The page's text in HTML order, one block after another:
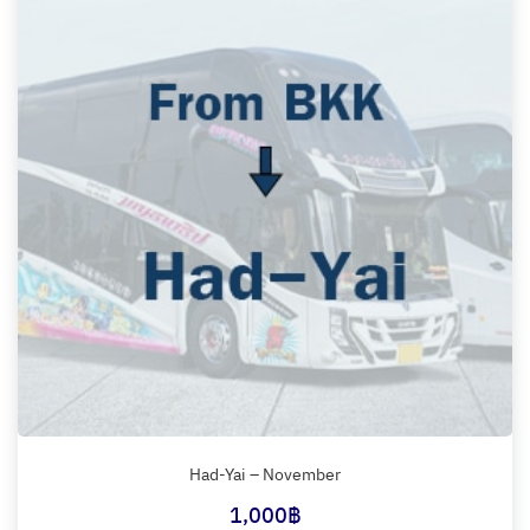
Had-Yai – November
1,000฿